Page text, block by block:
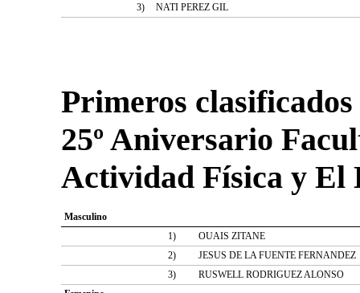
3)
NATI PEREZ GIL
Primeros
25º Aniversario
Actividad Física y El
Masculino
1)
OUAIS ZITANE
2)
JESUS DE LA FUENTE FERNANDEZ
3)
RUSWELL RODRIGUEZ ALONSO